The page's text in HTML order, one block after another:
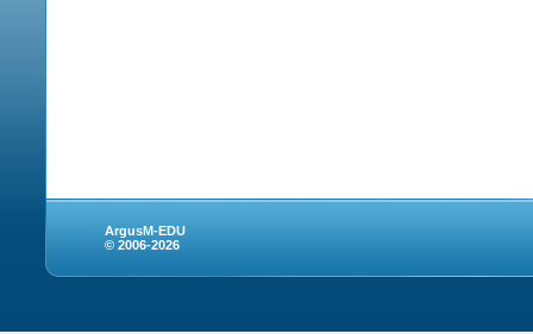
ArgusM-EDU
© 2006-2026